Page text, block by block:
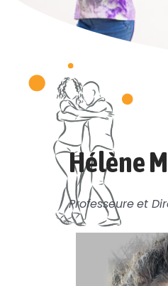
Hélène
Professeureet